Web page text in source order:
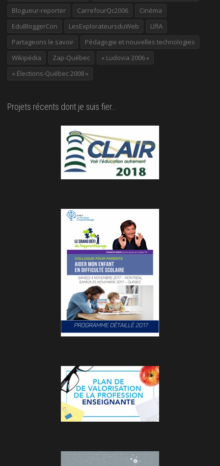
Blogueur-reporter
CarrefourQc2006
Cinéma
EduBloggerCon
LesExplorateursduWeb
LIfIA
Partageons le savoir
Pédagogie et nouvelles technologies
Wikipédia
Zap-Québec
« Ludovia 2006 »
« Élections-Québec 2008 »
Projets récents dont je suis fier…